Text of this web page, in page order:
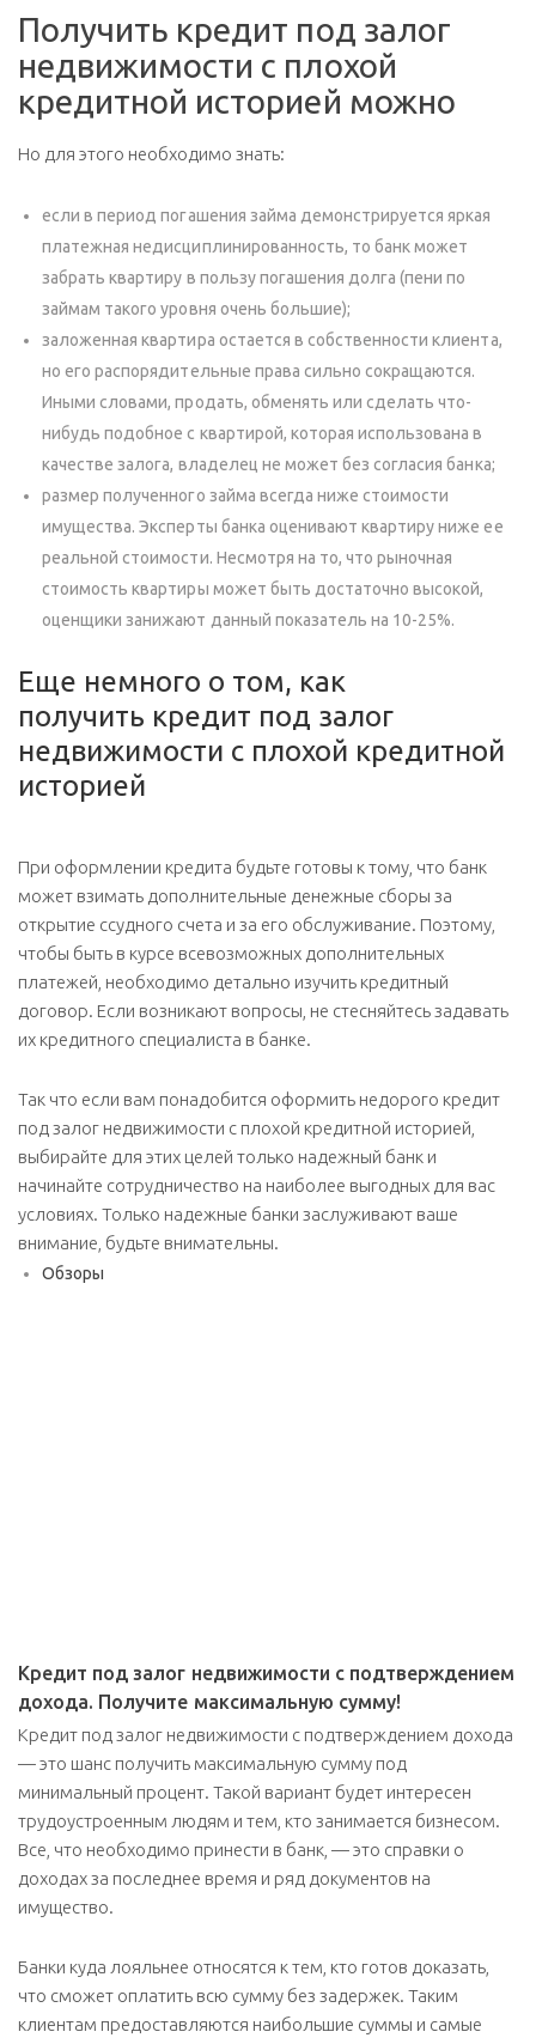
Получить кредит под залог
недвижимости с плохой
кредитной историей можно
Но для этого необходимо знать:
если в период погашения займа демонстрируется яркая
платежная недисциплинированность, то банк может
забрать квартиру в пользу погашения долга (пени по
займам такого уровня очень большие);
заложенная квартира остается в собственности клиента,
но его распорядительные права сильно сокращаются.
Иными словами, продать, обменять или сделать что-
нибудь подобное с квартирой, которая использована в
качестве залога, владелец не может без согласия банка;
размер полученного займа всегда ниже стоимости
имущества. Эксперты банка оценивают квартиру ниже ее
реальной стоимости. Несмотря на то, что рыночная
стоимость квартиры может быть достаточно высокой,
оценщики занижают данный показатель на 10-25%.
Еще немного о том, как
получить кредит под залог
недвижимости с плохой кредитной
историей
При оформлении кредита будьте готовы к тому, что банк
может взимать дополнительные денежные сборы за
открытие ссудного счета и за его обслуживание. Поэтому,
чтобы быть в курсе всевозможных дополнительных
платежей, необходимо детально изучить кредитный
договор. Если возникают вопросы, не стесняйтесь задавать
их кредитного специалиста в банке.
Так что если вам понадобится оформить недорого кредит
под залог недвижимости с плохой кредитной историей,
выбирайте для этих целей только надежный банк и
начинайте сотрудничество на наиболее выгодных для вас
условиях. Только надежные банки заслуживают ваше
внимание, будьте внимательны.
Обзоры
Кредит под залог недвижимости с подтверждением
дохода. Получите максимальную сумму!
Кредит под залог недвижимости с подтверждением дохода
— это шанс получить максимальную сумму под
минимальный процент. Такой вариант будет интересен
трудоустроенным людям и тем, кто занимается бизнесом.
Все, что необходимо принести в банк, — это справки о
доходах за последнее время и ряд документов на
имущество.
Банки куда лояльнее относятся к тем, кто готов доказать,
что сможет оплатить всю сумму без задержек. Таким
клиентам предоставляются наибольшие суммы и самые